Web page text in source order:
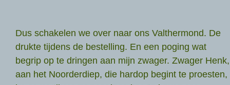
Dus schakelen we over naar ons Valthermond. De
drukte tijdens de bestelling. En een poging wat
begrip op te dringen aan mijn zwager. Zwager Henk,
aan het Noorderdiep, die hardop begint te proesten,